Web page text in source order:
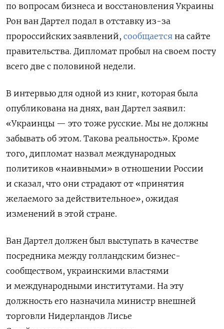
по вопросам бизнеса и восстановления Украины
Рон ван Дартел подал в отставку из-за
пророссийских заявлений, сообщается на сайте
правительства. Дипломат пробыл на своем посту
всего две с половиной недели.
В интервью для одной из книг, которая была
опубликована на днях, ван Дартел заявил:
«Украинцы — это тоже русские. Мы не должны
забывать об этом. Такова реальность». Кроме
того, дипломат назвал международных
политиков «наивными» в отношении России
и сказал, что они страдают от «принятия
желаемого за действительное», ожидая
изменений в этой стране.
Ван Дартел должен был выступать в качестве
посредника между голландским бизнес-
сообществом, украинскими властями
и международными институтами. На эту
должность его назначила министр внешней
торговли Нидерландов Лисье